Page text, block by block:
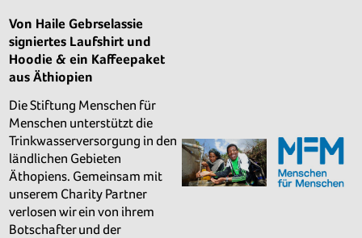
Von Haile Gebrselassie
signiertes Laufshirt und
Hoodie & ein Kaffeepaket
aus Äthiopien
Die Stiftung Menschen für
Menschen unterstützt die
Trinkwasserversorgung in den
ländlichen Gebieten
Äthopiens. Gemeinsam mit
unserem Charity Partner
verlosen wir ein von ihrem
Botschafter und der